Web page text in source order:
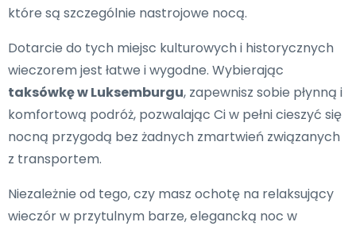
które są szczególnie nastrojowe nocą.
Dotarcie do tych miejsc kulturowych i historycznych
wieczorem jest łatwe i wygodne. Wybierając
taksówkę w Luksemburgu, zapewnisz sobie płynną i
komfortową podróż, pozwalając Ci w pełni cieszyć się
nocną przygodą bez żadnych zmartwień związanych
z transportem.
Niezależnie od tego, czy masz ochotę na relaksujący
wieczór w przytulnym barze, elegancką noc w